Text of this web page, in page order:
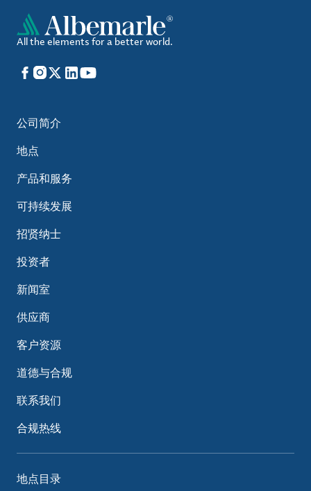
All the elements for a better world.
Facebook
Instagram
X LinkedIn
YouTube
公司简介
地点
产品和服务
可持续发展
招贤纳士
投资者
新闻室
供应商
客户资源
道德与合规
联系我们
合规热线
地点目录